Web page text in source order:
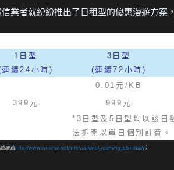
業者就紛紛推出了日租型的優惠漫遊方案
1日型
連續24小時)
3日型
(連續72小時)
0.01元/KB
399元 999元
*3日型及5日型均以該日
法拆開以單日個別計費。
截取自http://www.emome.net/international_roaming_plan/daily）